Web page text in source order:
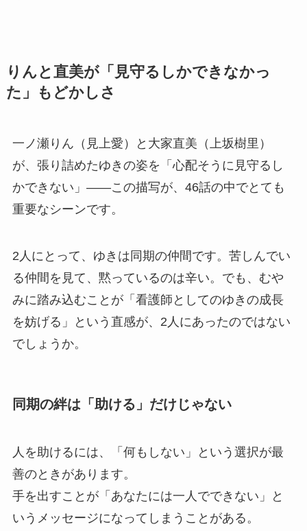
りんと直美が「見守るしかできなかっ
た」もどかしさ
一ノ瀬りん（見上愛）と大家直美（上坂樹里）
が、張り詰めたゆきの姿を「心配そうに見守るし
かできない」——この描写が、46話の中でとても
重要なシーンです。
2人にとって、ゆきは同期の仲間です。苦しんでい
る仲間を見て、黙っているのは辛い。でも、むや
みに踏み込むことが「看護師としてのゆきの成長
を妨げる」という直感が、2人にあったのではない
でしょうか。
同期の絆は「助ける」だけじゃない
人を助けるには、「何もしない」という選択が最
善のときがあります。
手を出すことが「あなたには一人でできない」と
いうメッセージになってしまうことがある。